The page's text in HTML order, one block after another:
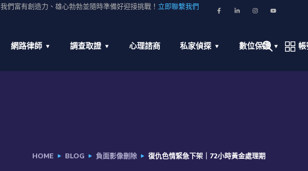
我們富有創造力、雄心勃勃並隨時準備好迎接挑戰！ 立即聯繫我們
網路律師 調查取證 心理諮商 私家偵探 數位保護
HOME BLOG 負面影像刪除 復仇色情緊急下架｜72小時黃金處理期